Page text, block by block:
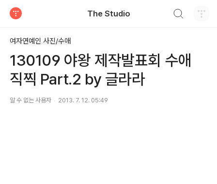
The Studio
여자연예인 사진/수애
130109 야왕 제작발표회 수애
직찍 Part.2 by 글라라
알 수 없는 사용자 2013. 7. 12. 05:49